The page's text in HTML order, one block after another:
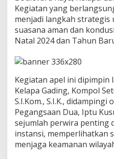
K
e
m
a
a
W
a
y
a
h
e
Kegiatan yang
menjadi langkah strategis
suasana aman dan
Natal 2024 dan Tahun
Kegiatan apel ini dipimpin
Kelapa Gading, Kompol
S.I.Kom., S.I.K.,
Pegangsaan Dua, Iptu
sejumlah perwira penting
instansi, memperlihatkan
menjaga keamanan